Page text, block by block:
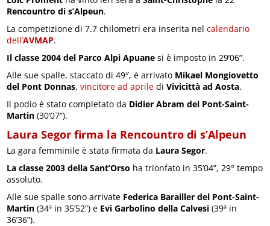
Rencountro di s’Alpeun.
La competizione di 7.7 chilometri era inserita nelcalendario
dell’AVMAP.
Il classe 2004 del Parco Alpi Apuane si è imposto in 29’06”.
Alle sue spalle, staccato di 49″, è arrivato Mikael Mongiovetto
del Pont Donnas,vincitore ad aprile diVivicittà ad Aosta.
Il podio è stato completato da Didier Abram del Pont-Saint-
Martin (30’07”).
Laura Segor firma la Rencountro di s’Alpeun
La gara femminile è stata firmata da Laura Segor.
La classe 2003 della Sant’Orso ha trionfato in 35’04”, 29° tempo
assoluto.
Alle sue spalle sono arrivate Federica Barailler del Pont-Saint-
Martin (34ª in 35’52”) e Evi Garbolino della Calvesi (39ª in
36’36”).